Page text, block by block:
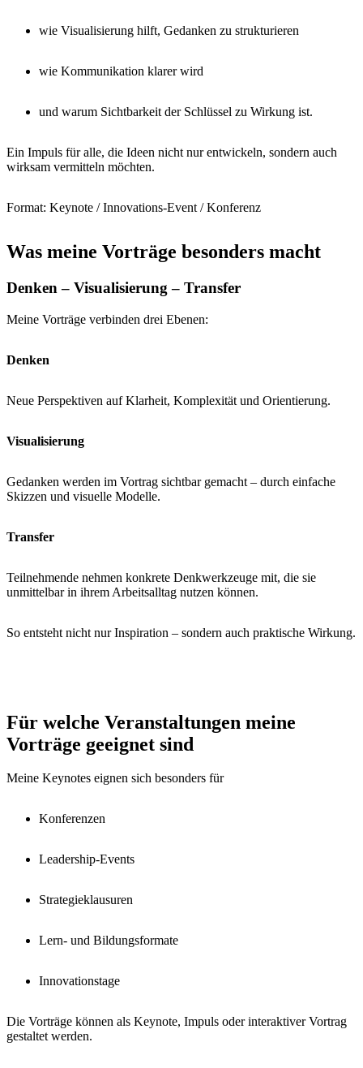
wie Visualisierung hilft, Gedanken zu strukturieren
wie Kommunikation klarer wird
und warum Sichtbarkeit der Schlüssel zu Wirkung ist.
Ein Impuls für alle, die Ideen nicht nur entwickeln, sondern auch
wirksam vermitteln möchten.
Format: Keynote / Innovations-Event / Konferenz
Was meine Vorträge besonders macht
Denken – Visualisierung – Transfer
Meine Vorträge verbinden drei Ebenen:
Denken
Neue Perspektiven auf Klarheit, Komplexität und Orientierung.
Visualisierung
Gedanken werden im Vortrag sichtbar gemacht – durch einfache
Skizzen und visuelle Modelle.
Transfer
Teilnehmende nehmen konkrete Denkwerkzeuge mit, die sie
unmittelbar in ihrem Arbeitsalltag nutzen können.
So entsteht nicht nur Inspiration – sondern auch praktische Wirkung.
Für welche Veranstaltungen meine
Vorträge geeignet sind
Meine Keynotes eignen sich besonders für
Konferenzen
Leadership-Events
Strategieklausuren
Lern- und Bildungsformate
Innovationstage
Die Vorträge können als Keynote, Impuls oder interaktiver Vortrag
gestaltet werden.